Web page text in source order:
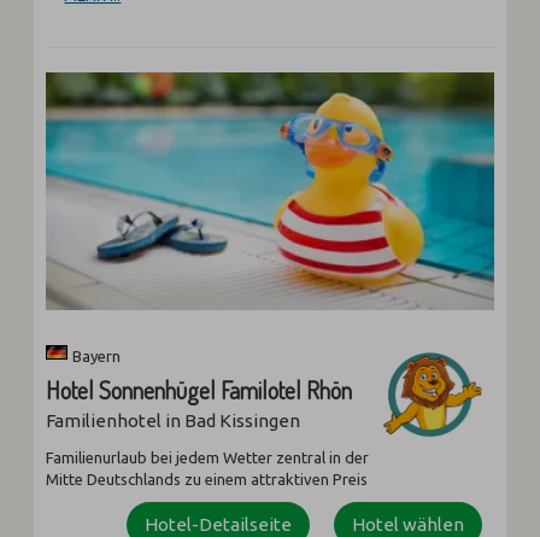
Bayern
Hotel Sonnenhügel Familotel Rhön
Familienhotel in Bad Kissingen
Familienurlaub bei jedem Wetter zentral in der
Mitte Deutschlands zu einem attraktiven Preis
Hotel wählen
Hotel-Detailseite